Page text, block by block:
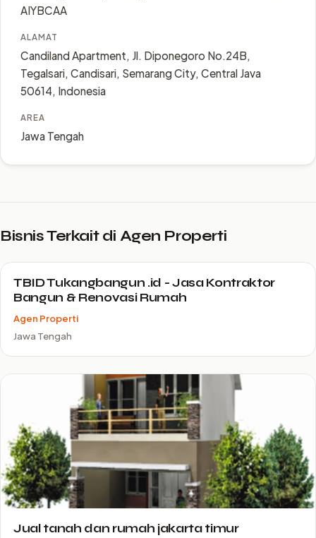
AIYBCAA
ALAMAT
Candiland Apartment, Jl. Diponegoro No.24B,
Tegalsari, Candisari, Semarang City, Central Java
50614, Indonesia
AREA
Jawa Tengah
Bisnis Terkait di Agen Properti
TBID Tukangbangun .id - Jasa Kontraktor
Bangun & Renovasi Rumah
Agen Properti
Jawa Tengah
Jual tanah dan rumah jakarta timur